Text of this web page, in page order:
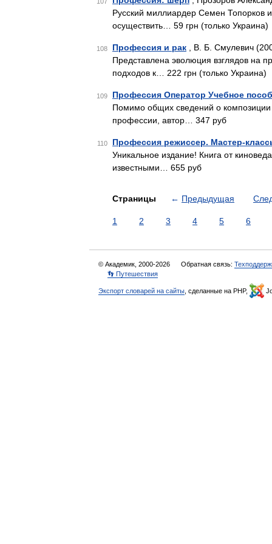
Русский миллиардер Семен Топорков
осуществить… 59 грн (только Украина)
108 Профессия и рак , В. Б. Смулевич
Представлена эволюция взглядов на
подходов к… 222 грн (только Украина)
109
Профессия Оператор Учебное
Помимо общих сведений о
профессии, автор… 347 руб
110
Профессия режиссер. Мастер-
Уникальное издание! Книга от
известными… 655 руб
Страницы ← Предыдущая
1 2 3 4 5 6
© Академик, 2000-2026 Обратная связь:
👣 Путешествия
Экспорт словарей на сайты , сделанные на PHP,